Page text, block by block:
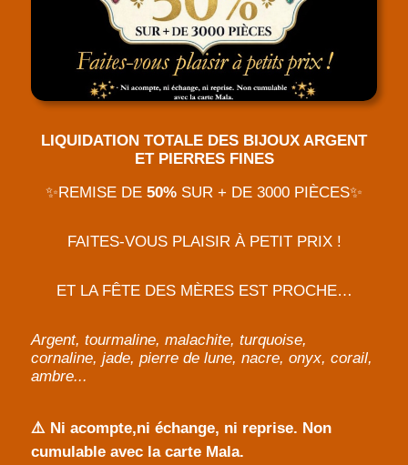
LIQUIDATION TOTALE DES BIJOUX ARGENT
ET PIERRES FINES
✨REMISE DE 50% SUR + DE 3000 PIÈCES✨
FAITES-VOUS PLAISIR À PETIT PRIX !
ET LA FÊTE DES MÈRES EST PROCHE…
Argent, tourmaline, malachite, turquoise,
cornaline, jade, pierre de lune, nacre, onyx, corail,
ambre...
⚠️ Ni acompte,ni échange, ni reprise. Non
cumulable avec la carte Mala.